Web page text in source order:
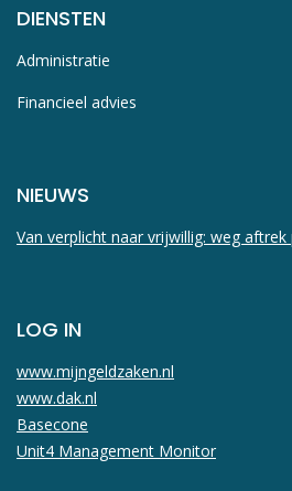
DIENSTEN
Administratie
Financieel advies
NIEUWS
Van verplicht naar vrijwillig: weg
LOG IN
www.mijngeldzaken.nl
www.dak.nl
Basecone
Unit4 Management Monitor